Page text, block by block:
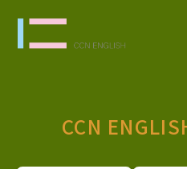
CCN